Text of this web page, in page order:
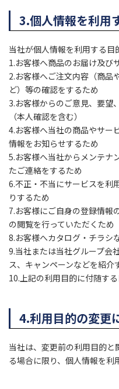
3.個人情報を利用
当社が個人情報を利用する目
1.お客様へ商品のお届け及び
2.お客様へご注文内容（商品
ど）等の確認をするため
3.お客様からのご意見、要望
（本人確認を含む）
4.お客様へ当社の商品やサー
情報をお知らせするため
5.お客様へ当社からメンテナ
たご連絡をするため
6.不正・不当にサービスを利
りするため
7.お客様にご自身の登録情報
の閲覧を行っていただくため
8.お客様へカタログ・チラシ
9.当社または当社グループ会
ス、キャンペーンなどを紹介
10.上記の利用目的に付随す
4.利用目的の変更
当社は、変更前の利用目的
る場合に限り、個人情報を利